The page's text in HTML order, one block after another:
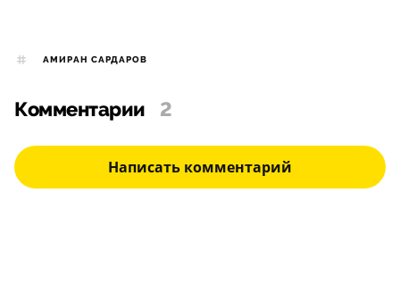
АМИРАН САРДАРОВ
Комментарии 2
Написать комментарий